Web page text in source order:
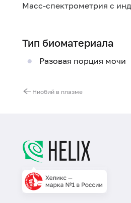
Масс-спектрометрия с
Тип биоматериала
Разовая порция мочи
Ниобий в плазме